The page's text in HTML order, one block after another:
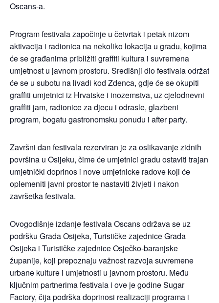
Oscans-a.
Program festivala započinje u četvrtak i petak nizom
aktivacija i radionica na nekoliko lokacija u gradu, kojima
će se građanima približiti graffiti kultura i suvremena
umjetnost u javnom prostoru. Središnji dio festivala održat
će se u subotu na livadi kod Zdenca, gdje će se okupiti
graffiti umjetnici iz Hrvatske i inozemstva, uz cjelodnevni
graffiti jam, radionice za djecu i odrasle, glazbeni
program, bogatu gastronomsku ponudu i after party.
Završni dan festivala rezerviran je za oslikavanje zidnih
površina u Osijeku, čime će umjetnici gradu ostaviti trajan
umjetnički doprinos i nove umjetnicke radove koji će
oplemeniti javni prostor te nastaviti živjeti i nakon
završetka festivala.
Ovogodišnje izdanje festivala Oscans održava se uz
podršku Grada Osijeka, Turističke zajednice Grada
Osijeka i Turističke zajednice Osječko-baranjske
županije, koji prepoznaju važnost razvoja suvremene
urbane kulture i umjetnosti u javnom prostoru. Među
ključnim partnerima festivala i ove je godine Sugar
Factory, čija podrška doprinosi realizaciji programa i